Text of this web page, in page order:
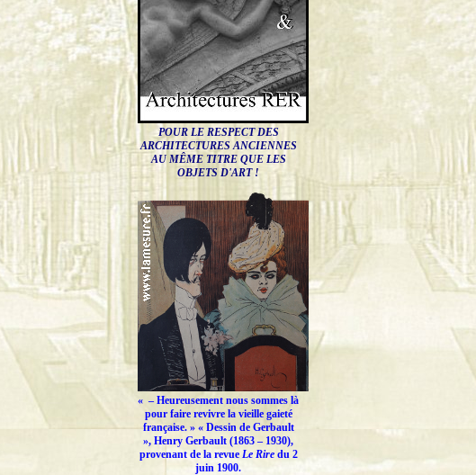
POUR LE RESPECT DES
ARCHITECTURES ANCIENNES
AU MÊME TITRE QUE LES
OBJETS D'ART !
« – Heureusement nous sommes là
pour faire revivre la vieille gaieté
française.» « Dessin de Gerbault
», Henry Gerbault (1863 – 1930),
provenant de la revue Le Riredu 2
juin 1900.